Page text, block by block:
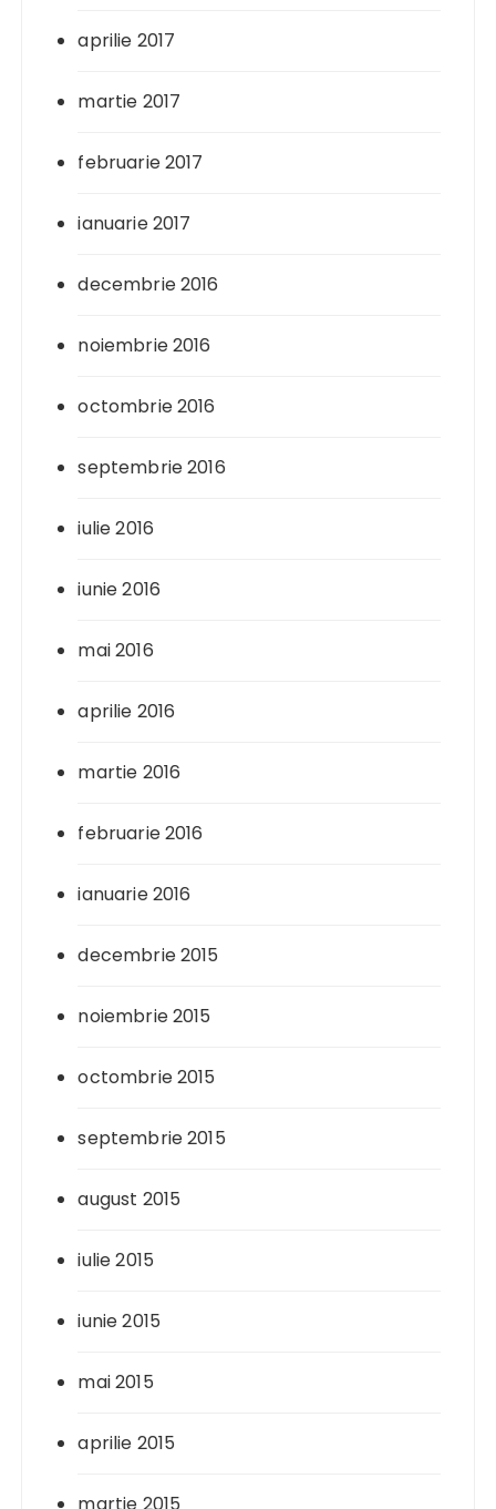
aprilie 2017
martie 2017
februarie 2017
ianuarie 2017
decembrie 2016
noiembrie 2016
octombrie 2016
septembrie 2016
iulie 2016
iunie 2016
mai 2016
aprilie 2016
martie 2016
februarie 2016
ianuarie 2016
decembrie 2015
noiembrie 2015
octombrie 2015
septembrie 2015
august 2015
iulie 2015
iunie 2015
mai 2015
aprilie 2015